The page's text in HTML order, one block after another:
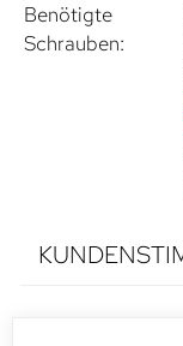
Benötigte
Schrauben: